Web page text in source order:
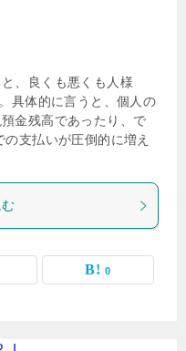
、良くも悪くも人様
具体的に言うと、個人の
金残高であったり、で
支払いが圧倒的に増え
0